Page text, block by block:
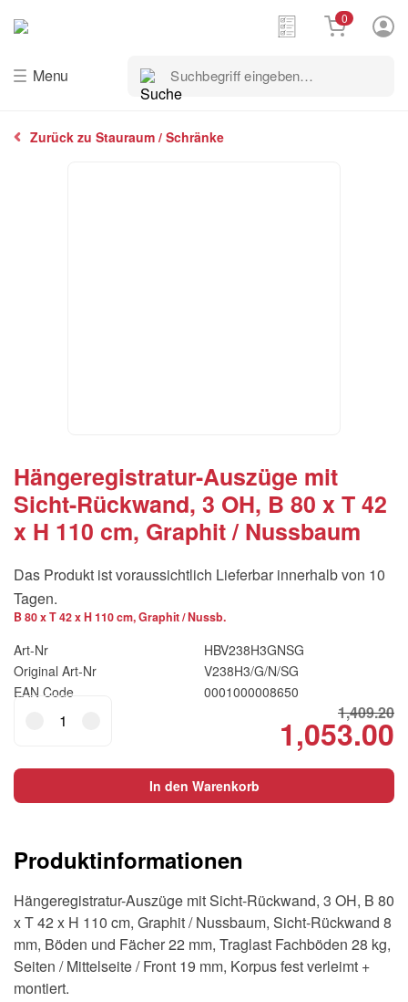
Menu
Suchbegriff
eingeben…
0
Zurück zu Stauraum / Schränke
Hängeregistratur-Auszüge mit
Sicht-Rückwand, 3 OH, B 80 x T 42
x H 110 cm, Graphit / Nussbaum
Das Produkt ist voraussichtlich Lieferbar innerhalb von 10
Tagen.
B 80 x T 42 x H 110 cm, Graphit / Nussb.
Art-Nr
HBV238H3GNSG
Original Art-Nr
V238H3/G/N/SG
EAN Code
0001000008650
1,409.20
Original
price
was:
CHF1,409.20.
1,053.00
is:
Auszüge
Sicht-
Rückwand,
B
x
T
42
x
H
In den Warenkorb
Produktinformationen
Hängeregistratur-Auszüge mit Sicht-Rückwand, 3 OH, B 80
x T 42 x H 110 cm, Graphit / Nussbaum, Sicht-Rückwand 8
mm, Böden und Fächer 22 mm, Traglast Fachböden 28 kg,
Seiten / Mittelseite / Front 19 mm, Korpus fest verleimt +
montiert.